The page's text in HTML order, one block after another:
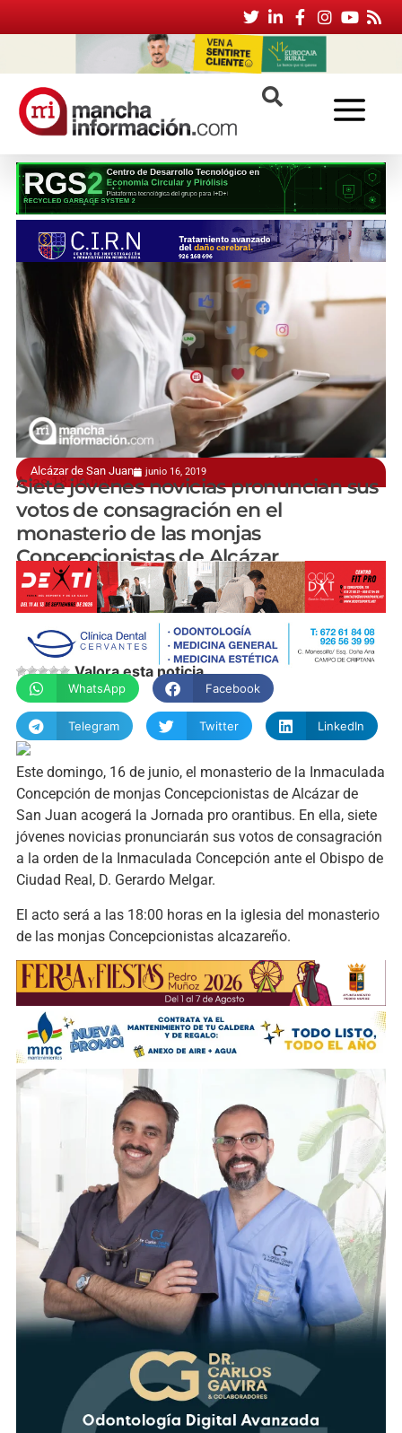
Alcázar de San Juan junio 16, 2019
A las 18:00 horas
Siete jóvenes novicias pronuncian sus
votos de consagración en el
monasterio de las monjas
Concepcionistas de Alcázar
manchainformacion.com
Valora esta noticia
WhatsApp Facebook
Telegram Twitter LinkedIn
Este domingo, 16 de junio, el monasterio de la Inmaculada
Concepción de monjas Concepcionistas de Alcázar de
San Juan acogerá la Jornada pro orantibus. En ella, siete
jóvenes novicias pronunciarán sus votos de consagración
a la orden de la Inmaculada Concepción ante el Obispo de
Ciudad Real, D. Gerardo Melgar.
El acto será a las 18:00 horas en la iglesia del monasterio
de las monjas Concepcionistas alcazareño.